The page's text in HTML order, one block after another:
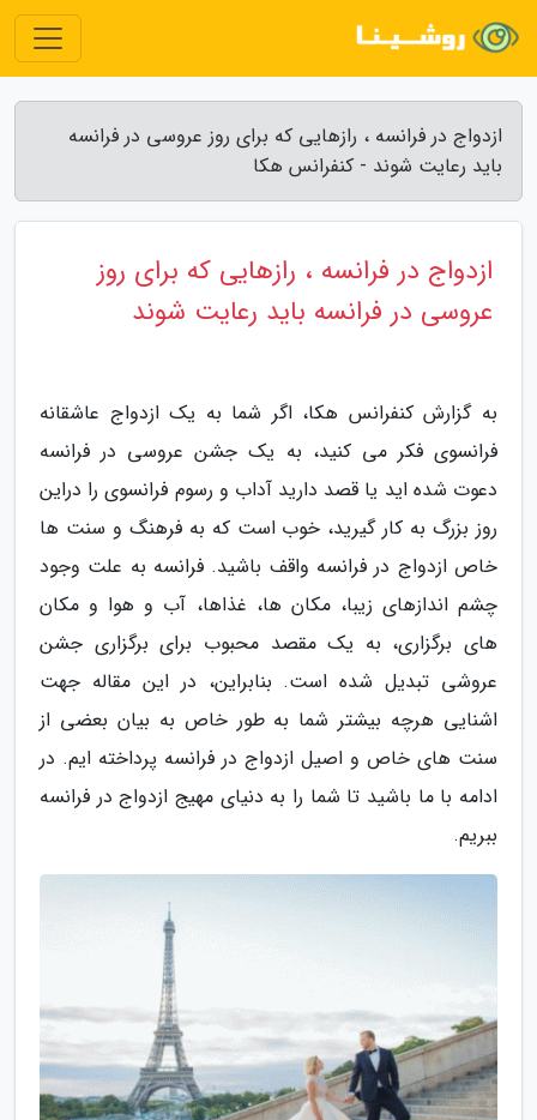
ازدواج در فرانسه ، رازهایی که برای روز عروسی در فرانسه
باید رعایت شوند - کنفرانس هکا
ازدواج در فرانسه ، رازهایی که برای روز
عروسی در فرانسه باید رعایت شوند
به گزارش کنفرانس هکا، اگر شما به یک ازدواج عاشقانه
فرانسوی فکر می کنید، به یک جشن عروسی در فرانسه
دعوت شده اید یا قصد دارید آداب و رسوم فرانسوی را دراین
روز بزرگ به کار گیرید، خوب است که به فرهنگ و سنت ها
خاص ازدواج در فرانسه واقف باشید. فرانسه به علت وجود
چشم اندازهای زیبا، مکان ها، غذاها، آب و هوا و مکان
های برگزاری، به یک مقصد محبوب برای برگزاری جشن
عروشی تبدیل شده است. بنابراین، در این مقاله جهت
اشنایی هرچه بیشتر شما به طور خاص به بیان بعضی از
سنت های خاص و اصیل ازدواج در فرانسه پرداخته ایم. در
ادامه با ما باشید تا شما را به دنیای مهیج ازدواج در فرانسه
ببریم.